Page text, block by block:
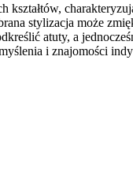
kształtów,
stylizacja może
atuty, a
i znajomości